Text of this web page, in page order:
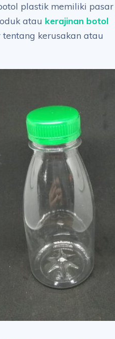
plastik memiliki pasar
atau kerajinan botol
kerusakan atau